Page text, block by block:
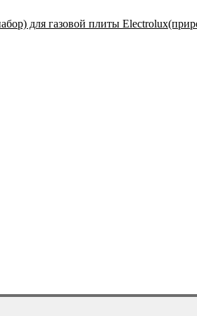
для газовой плиты